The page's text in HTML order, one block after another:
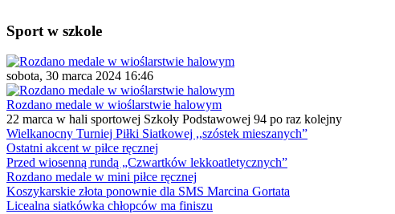
Sport w szkole
sobota, 30 marca 2024 16:46
Rozdano medale w wioślarstwie halowym
22 marca w hali sportowej Szkoły Podstawowej 94 po raz kolejny
Wielkanocny Turniej Piłki Siatkowej ,,szóstek mieszanych”
Ostatni akcent w piłce ręcznej
Przed wiosenną rundą „Czwartków lekkoatletycznych”
Rozdano medale w mini piłce ręcznej
Koszykarskie złota ponownie dla SMS Marcina Gortata
Licealna siatkówka chłopców ma finiszu